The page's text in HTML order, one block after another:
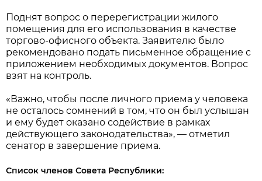
Поднят вопрос о перерегистрации жилого
помещения для его использования в качестве
торгово-офисного объекта. Заявителю было
рекомендовано подать письменное обращение с
приложением необходимых документов. Вопрос
взят на контроль.
«Важно, чтобы после личного приема у человека
не осталось сомнений в том, что он был услышан
и ему будет оказано содействие в рамках
действующего законодательства», — отметил
сенатор в завершение приема.
Список членов Совета Республики: